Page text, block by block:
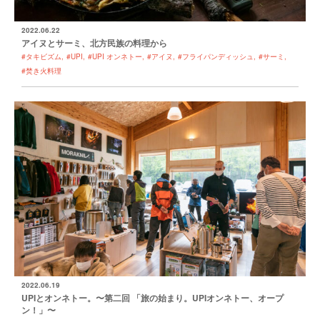
2022.06.22
アイヌとサーミ、北方民族の料理から
#タキビズム #UPI #UPI オンネトー #アイヌ #フライパンディッシュ #サーミ
#焚き火料理
2022.06.19
UPIとオンネトー。〜第二回 「旅の始まり。UPIオンネトー、オープ
ン！」〜